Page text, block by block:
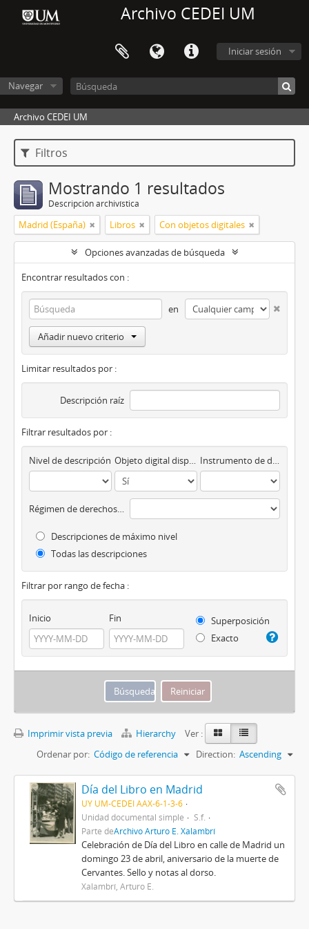
Archivo CEDEI UM
Iniciar sesión
Navegar
Archivo CEDEI UM
Filtros
Mostrando 1 resultados
Descripción archivística
Madrid (España) Libros Con objetos digitales
Opciones avanzadas de búsqueda
Encontrar resultados con :
en
Añadir nuevo criterio
Limitar resultados por :
Descripción raíz
Filtrar resultados por :
Nivel de descripción Objeto digital disponibles Instrumento de descripción
Régimen de derechos de autor
Descripciones de máximo nivel
Todas las descripciones
Filtrar por rango de fecha :
Inicio Fin
Superposición
Exacto
Imprimir vista previa Hierarchy
Ver :
Ordenar por: Código de referencia Direction: Ascending
Día del Libro en Madrid
UY UM-CEDEI AAX-6-1-3-6
Unidad documental simple
S.f.
Parte deArchivo Arturo E. Xalambrí
Celebración de Día del Libro en calle de Madrid un
domingo 23 de abril, aniversario de la muerte de
Cervantes. Sello y notas al dorso.
Xalambrí, Arturo E.